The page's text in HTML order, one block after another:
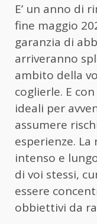
E’ un anno di
fine maggio
garanzia di
arriveranno
ambito della
coglierle. E
ideali per
assumere
esperienze.
intenso e
di voi stessi,
essere
obbiettivi da